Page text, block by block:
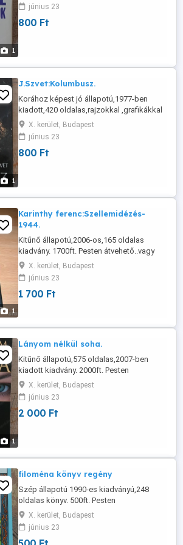
1
június 23
800 Ft
1
J.Szvet:Kolumbusz.
Korához képest jó állapotú,1977-ben
kiadott,420 oldalas,rajzokkal ,grafikákkal
illusztrált kiadvány. 800ft. Pesten
átvehető..vagy GLS,posta.
X. kerület, Budapest
június 23
800 Ft
1
Karinthy ferenc:Szellemidézés-
1944.
Kitűnő állapotú,2006-os,165 oldalas
kiadvány. 1700ft. Pesten átvehető..vagy
posta..GLS
X. kerület, Budapest
június 23
1 700 Ft
1
Lányom nélkül soha.
Kitűnő állapotú,575 oldalas,2007-ben
kiadott kiadvány. 2000ft. Pesten
átvehető..vagy GLS..Posta.
X. kerület, Budapest
június 23
2 000 Ft
filoména könyv regény
Szép állapotú 1990-es kiadványú,248
oldalas könyv. 500ft. Pesten
átvehető..vagy Posta....GLS
X. kerület, Budapest
június 23